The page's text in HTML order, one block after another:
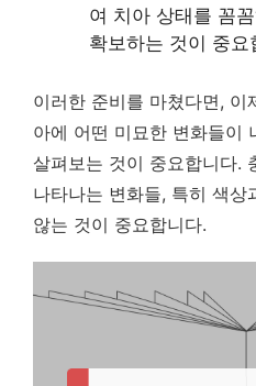
여 치아 상태를 꼼
확보하는 것이 중요
이러한 준비를 마쳤다면, 이
아에 어떤 미묘한 변화들이
살펴보는 것이 중요합니다.
나타나는 변화들, 특히 색상
않는 것이 중요합니다.